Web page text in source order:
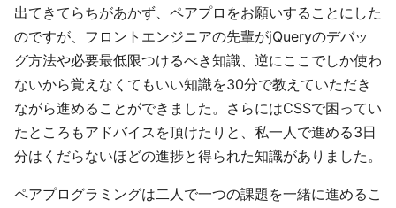
出てきてらちがあかず、ペアプロをお願いすることにした
のですが、フロントエンジニアの先輩がjQueryのデバッ
グ方法や必要最低限つけるべき知識、逆にここでしか使わ
ないから覚えなくてもいい知識を30分で教えていただき
ながら進めることができました。さらにはCSSで困ってい
たところもアドバイスを頂けたりと、私一人で進める3日
分はくだらないほどの進捗と得られた知識がありました。
ペアプログラミングは二人で一つの課題を一緒に進めるこ